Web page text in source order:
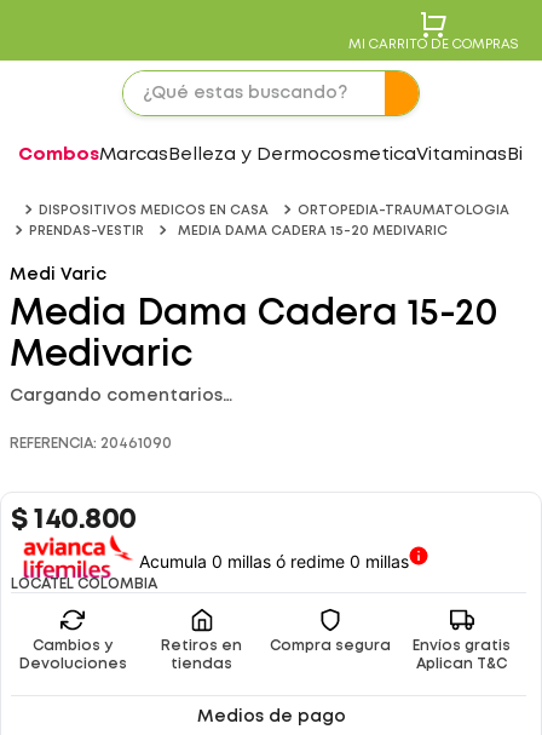
MI CARRITO DE COMPRAS
CombosMarcas Belleza y DermocosmeticaVitaminas
DISPOSITIVOS MEDICOS EN CASA
ORTOPEDIA-TRAUMATOLOGIA
PRENDAS-VESTIR
MEDIA DAMA CADERA 15-20 MEDIVARIC
Medi Varic
Media Dama Cadera 15-20
Medivaric
Cargando comentarios…
REFERENCIA: 20461090
$ 140.800
Acumula 0 millas ó redime 0 millas
LOCATEL COLOMBIA
Cambios y
Devoluciones
Retiros en
tiendas
Compra segura
Envíos gratis
Aplican T&C
Medios de pago